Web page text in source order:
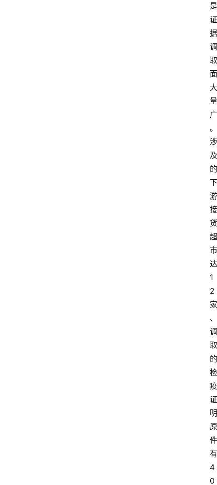
是
证
据
调
取
面
大
量
广
。
涉
及
的
下
游
接
货
超
市
达
1
2
家
、
调
取
的
检
疫
证
明
原
件
有
4
0